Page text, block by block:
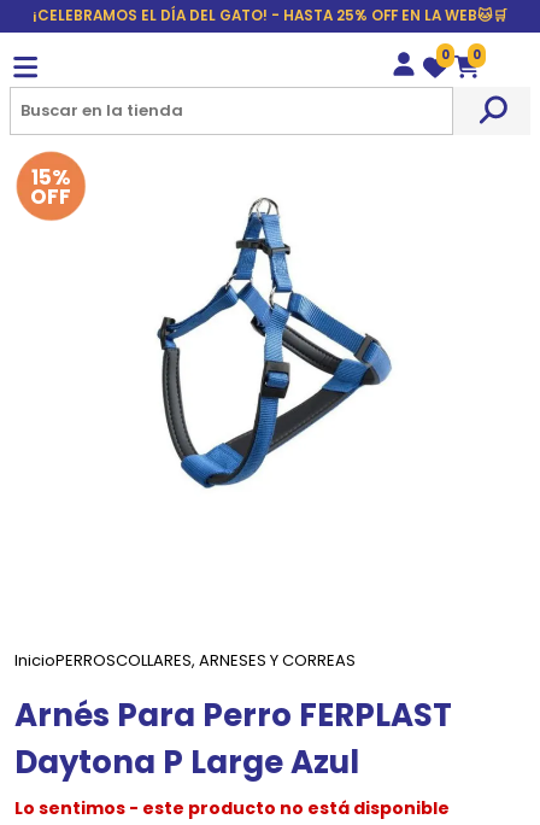
¡CELEBRAMOS EL DÍA DEL GATO! - HASTA 25% OFF EN LA WEB🐱🛒
Wishlist
0
Carrito
0
15%
OFF
InicioPERROSCOLLARES, ARNESES Y CORREAS
Arnés Para Perro FERPLAST
Daytona P Large Azul
Lo sentimos - este producto no está disponible